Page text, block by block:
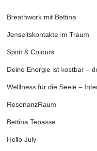
Breathwork mit Bettina
Jenseitskontakte im Traum
Spirit & Colours
Deine Energie ist kostbar –
Welllness für die Seele –
ResonanzRaum
Bettina Tepasse
Hello July